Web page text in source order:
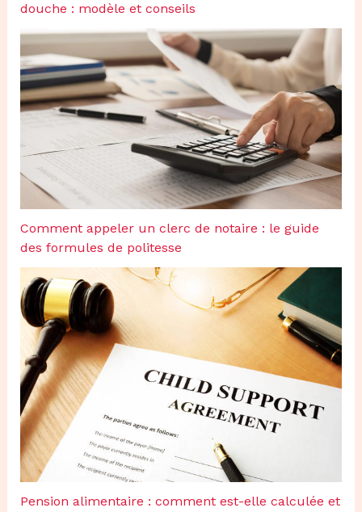
douche : modèle et conseils
Comment appeler un clerc de notaire : le guide
des formules de politesse
Pension alimentaire : comment est-elle calculée et